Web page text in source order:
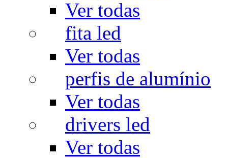
Ver todas
fita led
Ver todas
perfis de alumínio
Ver todas
drivers led
Ver todas